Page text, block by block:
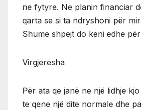
ne fytyre. Ne planin financiar
qarta se si ta ndryshoni për
Shume shpejt do keni edhe
Virgjeresha
Për ata qe janë ne një lidhje
te qene një dite normale dhe